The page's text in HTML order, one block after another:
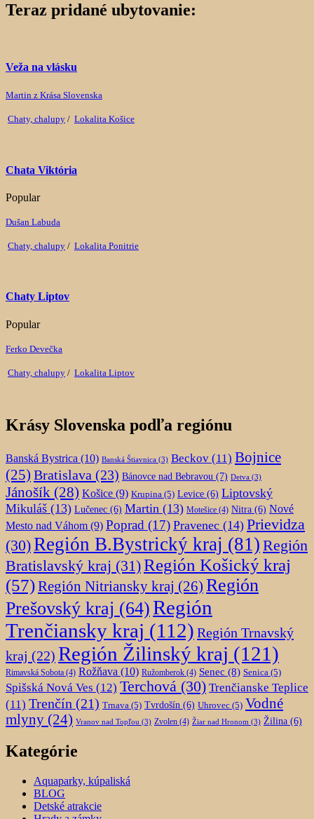
Teraz pridané ubytovanie:
Veža na vlásku
Martin z Krása Slovenska
Chaty, chalupy / Lokalita Košice
Chata Viktória
Popular
Dušan Labuda
Chaty, chalupy / Lokalita Ponitrie
Chaty Liptov
Popular
Ferko Devečka
Chaty, chalupy / Lokalita Liptov
Krásy Slovenska podľa regiónu
Banská Bystrica (10) Banská Štiavnica (3) Beckov (11) Bojnice
(25) Bratislava (23) Bánovce nad Bebravou (7) Detva (3)
Jánošík (28) Košice (9) Krupina (5) Levice (6) Liptovský
Mikuláš (13) Lučenec (6) Martin (13) Motešice (4) Nitra (6) Nové
Mesto nad Váhom (9) Poprad (17) Pravenec (14) Prievidza
(30)Región B.Bystrický kraj (81) Región
Bratislavský kraj (31)Región Košický kraj
(57)Región Nitriansky kraj (26) Región
Prešovský kraj (64)Región
Trenčiansky kraj (112) Región Trnavský
kraj (22) Región Žilinský kraj (121)
Rimavská Sobota (4) Rožňava (10) Ružomberok (4) Senec (8) Senica (5)
Spišská Nová Ves (12) Terchová (30) Trenčianske Teplice
(11) Trenčín (21) Trnava (5) Tvrdošín (6) Uhrovec (5) Vodné
mlyny (24) Vranov nad Topľou (3) Zvolen (4) Žiar nad Hronom (3) Žilina (6)
Kategórie
Aquaparky, kúpaliská
BLOG
Detské atrakcie